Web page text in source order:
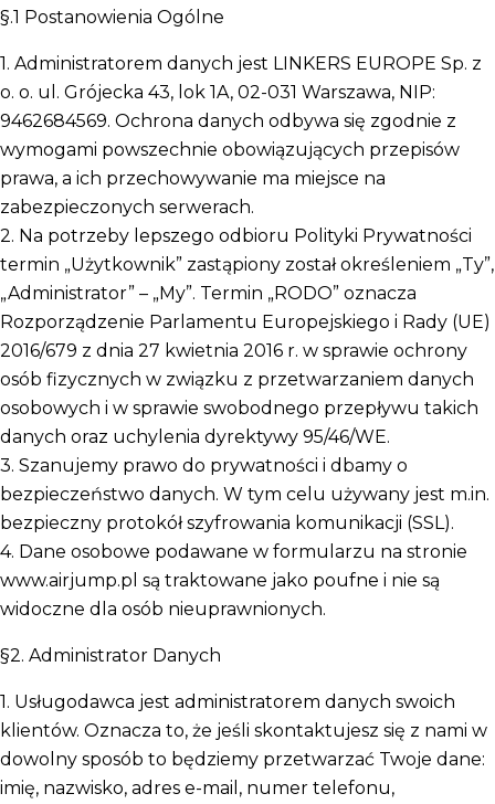
§.1 Postanowienia Ogólne
1. Administratorem danych jest LINKERS EUROPE Sp. z
o. o. ul. Grójecka 43, lok 1A, 02-031 Warszawa, NIP:
9462684569. Ochrona danych odbywa się zgodnie z
wymogami powszechnie obowiązujących przepisów
prawa, a ich przechowywanie ma miejsce na
zabezpieczonych serwerach.
2. Na potrzeby lepszego odbioru Polityki Prywatności
termin „Użytkownik” zastąpiony został określeniem „Ty”,
„Administrator” – „My”. Termin „RODO” oznacza
Rozporządzenie Parlamentu Europejskiego i Rady (UE)
2016/679 z dnia 27 kwietnia 2016 r. w sprawie ochrony
osób fizycznych w związku z przetwarzaniem danych
osobowych i w sprawie swobodnego przepływu takich
danych oraz uchylenia dyrektywy 95/46/WE.
3. Szanujemy prawo do prywatności i dbamy o
bezpieczeństwo danych. W tym celu używany jest m.in.
bezpieczny protokół szyfrowania komunikacji (SSL).
4. Dane osobowe podawane w formularzu na stronie
www.airjump.pl są traktowane jako poufne i nie są
widoczne dla osób nieuprawnionych.
§2. Administrator Danych
1. Usługodawca jest administratorem danych swoich
klientów. Oznacza to, że jeśli skontaktujesz się z nami w
dowolny sposób to będziemy przetwarzać Twoje dane:
imię, nazwisko, adres e-mail, numer telefonu,